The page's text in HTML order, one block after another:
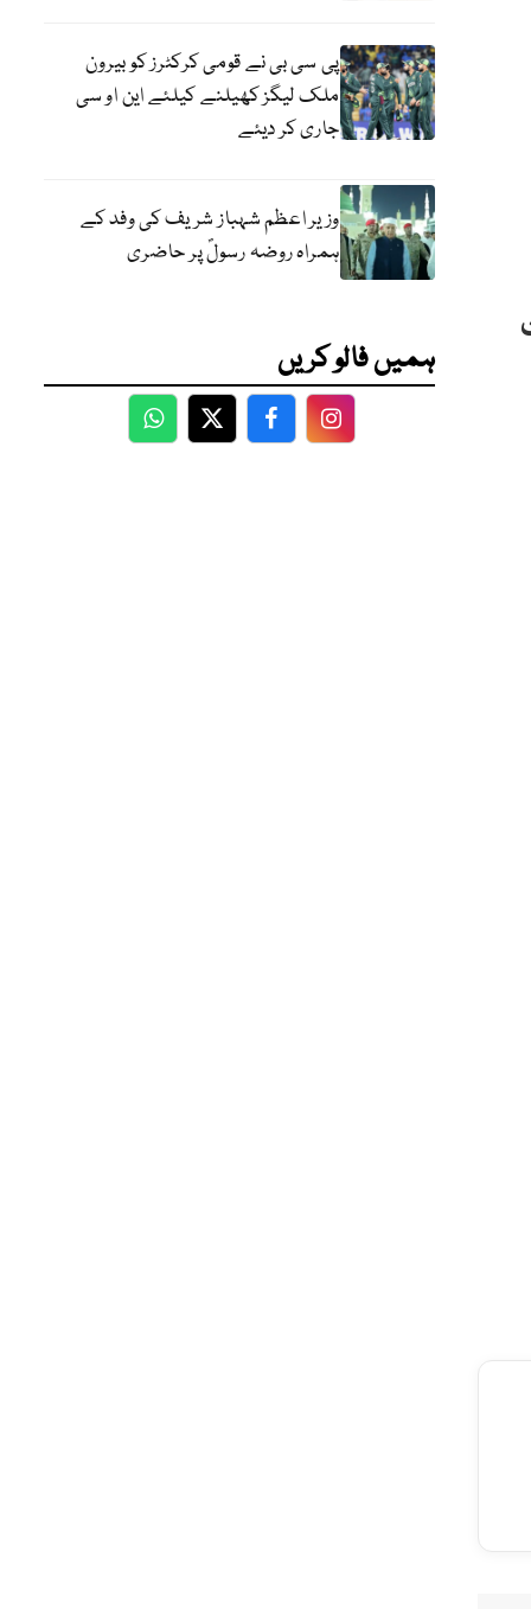
پی سی بی نے قومی کرکٹرز کو بیرون
ملک لیگز کھیلنے کیلئے این او سی
جاری کر دیئے
وزیر اعظم شہباز شریف کی وفد کے
ہمراہ روضہ رسولؐ پر حاضری
ہمیں فالو کریں
WhatsApp
TwitterFacebookFacebook